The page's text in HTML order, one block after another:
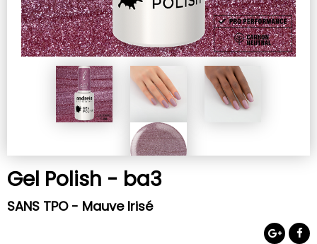
Gel Polish - ba3
SANS TPO - Mauve Irisé